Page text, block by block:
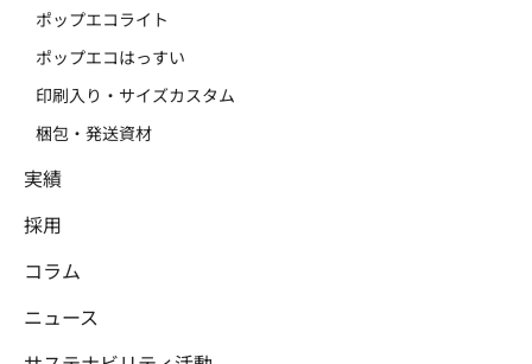
ポップエコライト
ポップエコはっすい
印刷入り・サイズカスタム
梱包・発送資材
実績
採用
コラム
ニュース